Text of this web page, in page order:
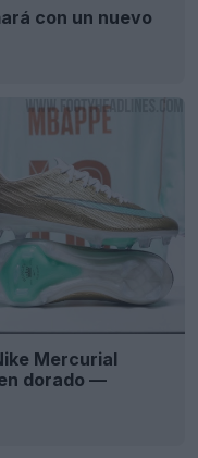
con un nuevo
Mercurial
dorado —